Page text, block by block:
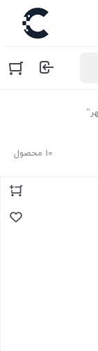
10 محصول